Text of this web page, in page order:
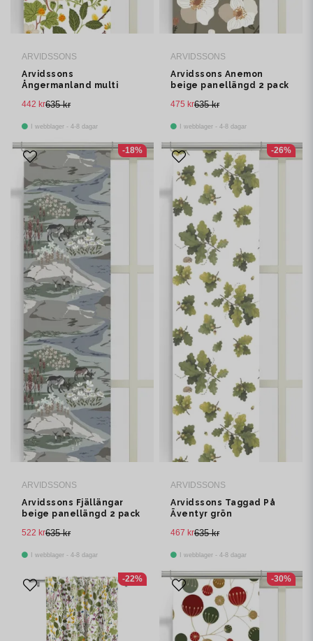
ARVIDSSONS
Arvidssons
Ångermanland multi
635 kr
442 kr
I webblager - 4-8 dagar
ARVIDSSONS
Arvidssons Anemon
beige panellängd 2 pack
635 kr
475 kr
I webblager - 4-8 dagar
ARVIDSSONS
Arvidssons Fjällängar
beige panellängd 2 pack
635 kr
522 kr
I webblager - 4-8 dagar
-18%
ARVIDSSONS
Arvidssons Taggad På
Äventyr grön
635 kr
467 kr
I webblager - 4-8 dagar
-26%
-22% -30%